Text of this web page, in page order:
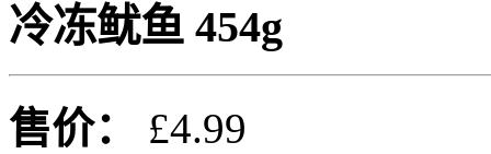
冷冻鱿鱼 454g
售价：
£4.99